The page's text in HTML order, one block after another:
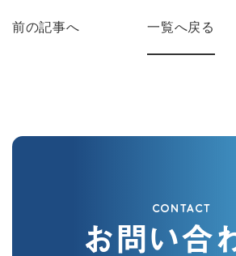
一覧へ戻る
前の記事へ
CONTACT
お問い合